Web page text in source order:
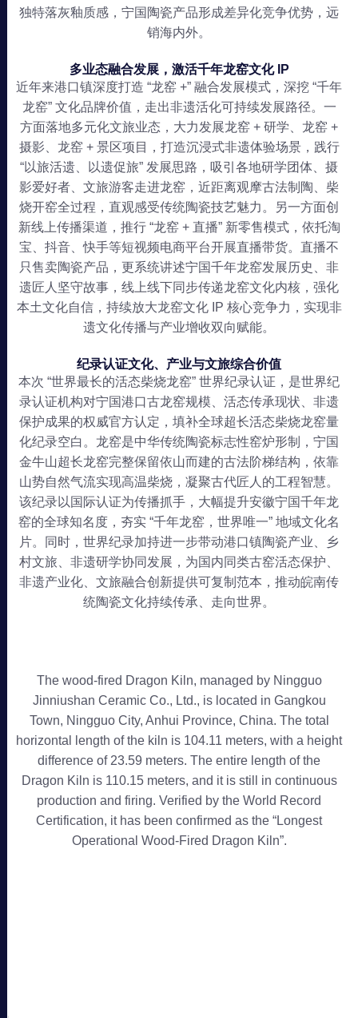
独特落灰釉质感，宁国陶瓷产品形成差异化竞争优势，远
销海内外。
多业态融合发展，激活千年龙窑文化 IP
近年来港口镇深度打造 “龙窑 +” 融合发展模式，深挖 “千年
龙窑” 文化品牌价值，走出非遗活化可持续发展路径。一
方面落地多元化文旅业态，大力发展龙窑 + 研学、龙窑 +
摄影、龙窑 + 景区项目，打造沉浸式非遗体验场景，践行
“以旅活遗、以遗促旅” 发展思路，吸引各地研学团体、摄
影爱好者、文旅游客走进龙窑，近距离观摩古法制陶、柴
烧开窑全过程，直观感受传统陶瓷技艺魅力。另一方面创
新线上传播渠道，推行 “龙窑 + 直播” 新零售模式，依托淘
宝、抖音、快手等短视频电商平台开展直播带货。直播不
只售卖陶瓷产品，更系统讲述宁国千年龙窑发展历史、非
遗匠人坚守故事，线上线下同步传递龙窑文化内核，强化
本土文化自信，持续放大龙窑文化 IP 核心竞争力，实现非
遗文化传播与产业增收双向赋能。
纪录认证文化、产业与文旅综合价值
本次 “世界最长的活态柴烧龙窑” 世界纪录认证，是世界纪
录认证机构对宁国港口古龙窑规模、活态传承现状、非遗
保护成果的权威官方认定，填补全球超长活态柴烧龙窑量
化纪录空白。龙窑是中华传统陶瓷标志性窑炉形制，宁国
金牛山超长龙窑完整保留依山而建的古法阶梯结构，依靠
山势自然气流实现高温柴烧，凝聚古代匠人的工程智慧。
该纪录以国际认证为传播抓手，大幅提升安徽宁国千年龙
窑的全球知名度，夯实 “千年龙窑，世界唯一” 地域文化名
片。同时，世界纪录加持进一步带动港口镇陶瓷产业、乡
村文旅、非遗研学协同发展，为国内同类古窑活态保护、
非遗产业化、文旅融合创新提供可复制范本，推动皖南传
统陶瓷文化持续传承、走向世界。
The wood-fired Dragon Kiln, managed by Ningguo
Jinniushan Ceramic Co., Ltd., is located in Gangkou
Town, Ningguo City, Anhui Province, China. The total
horizontal length of the kiln is 104.11 meters, with a height
difference of 23.59 meters. The entire length of the
Dragon Kiln is 110.15 meters, and it is still in continuous
production and firing. Verified by the World Record
Certification, it has been confirmed as the “Longest
Operational Wood-Fired Dragon Kiln”.